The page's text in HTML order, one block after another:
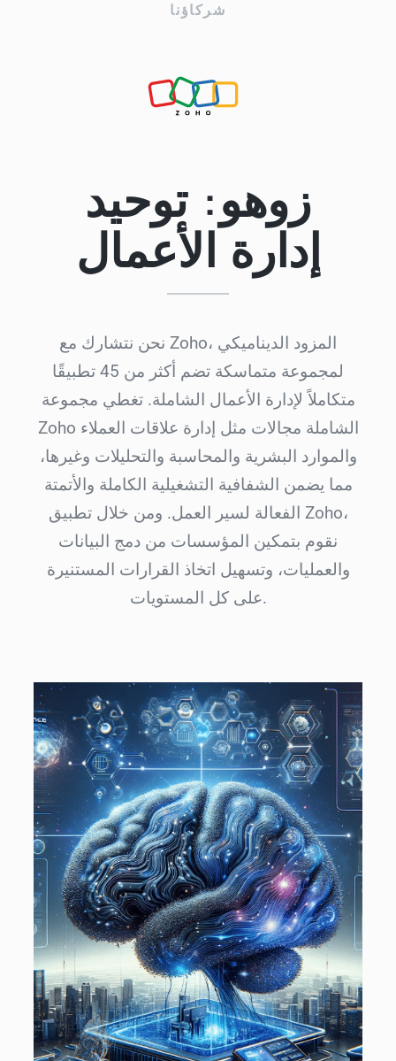
شركاؤنا
زوهو: توحيد
إدارة الأعمال
نحن نتشارك مع Zoho، المزود الديناميكي
لمجموعة متماسكة تضم أكثر من 45 تطبيقًا
متكاملاًلإدارة الأعمال الشاملة. تغطي مجموعة
Zoho الشاملة مجالات مثل إدارة علاقات العملاء
والموارد البشرية والمحاسبة والتحليلات وغيرها،
مما يضمن الشفافية التشغيلية الكاملة والأتمتة
الفعالة لسير العمل. ومن خلال تطبيق Zoho،
نقوم بتمكين المؤسسات من دمج البيانات
والعمليات، وتسهيل اتخاذ القرارات المستنيرة
على كل المستويات.